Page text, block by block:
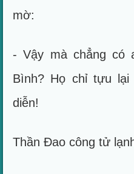
mờ:
- Vậy mà chẳng có
Bình? Họ chỉ tựu
diễn!
Thần Đao công tử